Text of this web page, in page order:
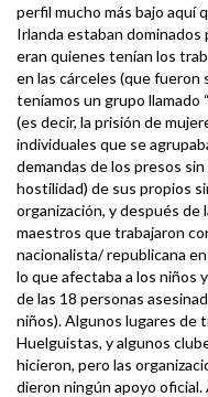
perfil mucho más bajo aquí
Irlanda estaban
eran quienes tenían los
en las cárceles (que fueron
teníamos un grupo llamado
(es decir, la prisión de
individuales que se
demandas de los presos
hostilidad) de sus propios
organización, y después de
maestros que trabajaron
nacionalista/ republicana
lo que afectaba a los niños
de las 18 personas
niños). Algunos lugares de
Huelguistas, y algunos
hicieron, pero las
dieron ningún apoyo